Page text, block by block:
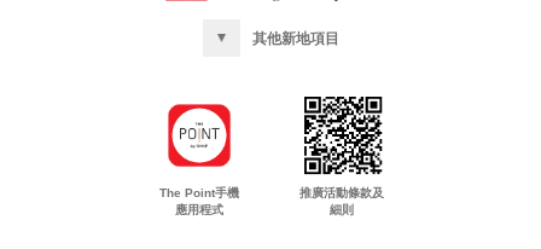
其他新地項目
The Point手機
應用程式
推廣活動條款及
細則